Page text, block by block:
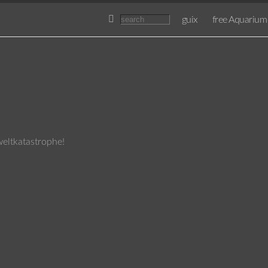
guix free Aquarium